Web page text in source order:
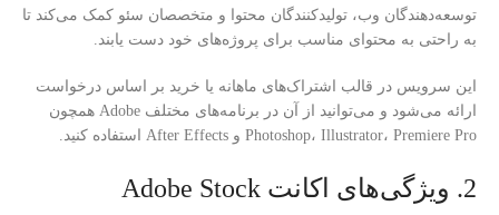
توسعه‌دهندگان وب، تولیدکنندگان محتوا و متخصصان سئو کمک می‌کند تا
به راحتی به محتوای مناسب برای پروژه‌های خود دست یابند.
این سرویس در قالب اشتراک‌های ماهانه یا خرید بر اساس درخواست
ارائه می‌شود و می‌توانید از آن در برنامه‌های مختلف Adobe همچون
Photoshop، Illustrator، Premiere Pro و After Effects استفاده کنید.
2. ویژگی‌های اکانت Adobe Stock